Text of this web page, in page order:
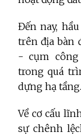
Đến nay,
trên địa bàn
- cụm công
trong quá
dựng hạ
Về cơ cấu
sự chênh